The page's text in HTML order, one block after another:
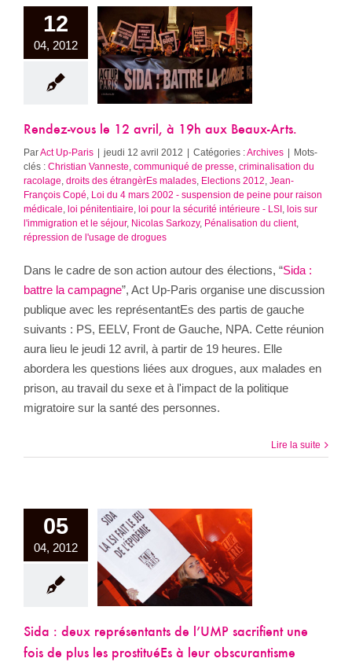
12
04, 2012
le 12 avril,
Beaux-Arts.
Rendez-vous le 12 avril, à 19h aux Beaux-Arts.
ParAct Up-Paris | jeudi 12 avril 2012 | Catégories :Archives | Mots-
clés : Christian Vanneste communiqué de presse criminalisation du
racolage droits des étrangèrEs malades Elections 2012 Jean-
François Copé Loi du 4 mars 2002 - suspension de peine pour raison
médicale loi pénitentiaire loi pour la sécurité intérieure - LSI lois sur
l'immigration et le séjour, Nicolas Sarkozy, Pénalisation du client,
répression de l'usage de drogues
Dans le cadre de son action autour des élections, “Sida :
battre la campagne”, Act Up-Paris organise une discussion
publique avec les représentantEs des partis de gauche
suivants : PS, EELV, Front de Gauche, NPA. Cette réunion
aura lieu le jeudi 12 avril, à partir de 19 heures. Elle
abordera les questions liées aux drogues, aux malades en
prison, au travail du sexe et à l'impact de la politique
migratoire sur la santé des personnes.
Lire la suite
05
04, 2012
: deux
de l’UMP
une fois de
ArchivesSida : deux représentants de l’UMP sacrifient une
fois de plus les prostituéEs à leur obscurantisme